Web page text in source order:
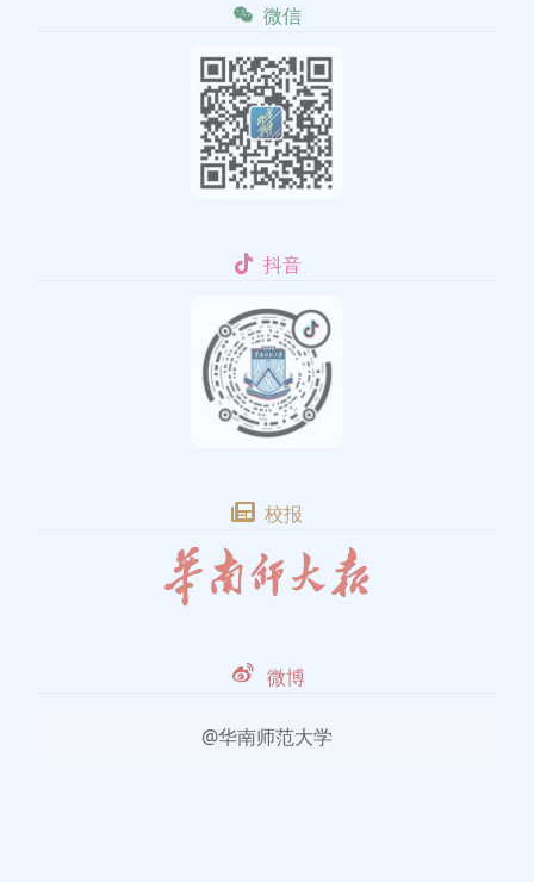
微信
抖音
校报
微博
@华南师范大学